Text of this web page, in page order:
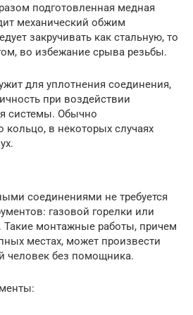
подготовленная медная
механический обжим
закручивать как стальную, то
во избежание срыва резьбы.
для уплотнения соединения,
при воздействии
системы. Обычно
кольцо, в некоторых случаях
соединениями не требуется
газовой горелки или
Такие монтажные работы, причем
местах, может произвести
человек без помощника.